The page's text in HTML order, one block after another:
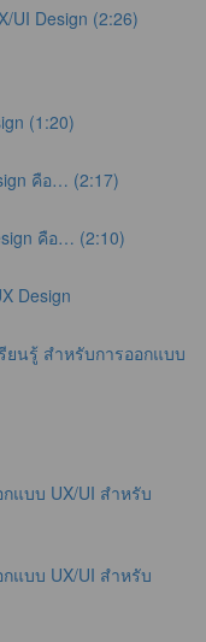
UI Design (2:26)
(1:20)
คือ… (2:17)
คือ… (2:10)
Design
ยนรู้ สำหรับการออกแบบ
แบบ UX/UI สำหรับ
แบบ UX/UI สำหรับ